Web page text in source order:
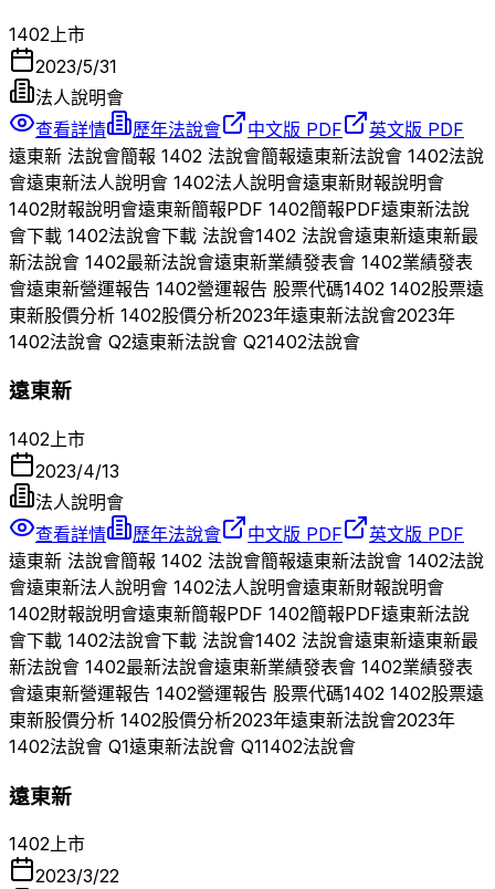
1402 上市
2023/5/31
法人說明會
查看詳情
歷年法說會 中文版 PDF
英文版 PDF
遠東新 法說會簡報 1402 法說會簡報遠東新法說會 1402法說
會遠東新法人說明會 1402法人說明會遠東新財報說明會
1402財報說明會遠東新簡報PDF 1402簡報PDF遠東新法說
會下載 1402法說會下載 法說會1402 法說會遠東新遠東新最
新法說會 1402最新法說會遠東新業績發表會 1402業績發表
會遠東新營運報告 1402營運報告 股票代碼1402 1402股票遠
東新股價分析 1402股價分析2023年遠東新法說會2023年
1402法說會 Q2遠東新法說會 Q21402法說會
遠東新
1402 上市
2023/4/13
法人說明會
查看詳情
歷年法說會 中文版 PDF
英文版 PDF
遠東新 法說會簡報 1402 法說會簡報遠東新法說會 1402法說
會遠東新法人說明會 1402法人說明會遠東新財報說明會
1402財報說明會遠東新簡報PDF 1402簡報PDF遠東新法說
會下載 1402法說會下載 法說會1402 法說會遠東新遠東新最
新法說會 1402最新法說會遠東新業績發表會 1402業績發表
會遠東新營運報告 1402營運報告 股票代碼1402 1402股票遠
東新股價分析 1402股價分析2023年遠東新法說會2023年
1402法說會 Q1遠東新法說會 Q11402法說會
遠東新
1402上市
2023/3/22